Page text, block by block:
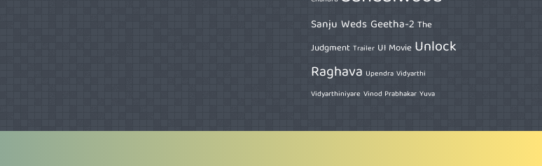
Sanju Weds Geetha-2 The
Judgment Trailer UI Movie Unlock
Raghava Upendra Vidyarthi
Vidyarthiniyare Vinod Prabhakar Yuva